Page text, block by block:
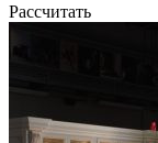
Рассчитать